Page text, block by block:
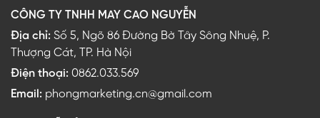
CÔNG TY TNHH MAY CAO NGUYỄN
Địa chỉ: Số 5, Ngõ 86 Đường Bờ Tây Sông Nhuệ, P.
Thượng Cát, TP. Hà Nội
Điện thoại: 0862.033.569
Email: phongmarketing.cn@gmail.com